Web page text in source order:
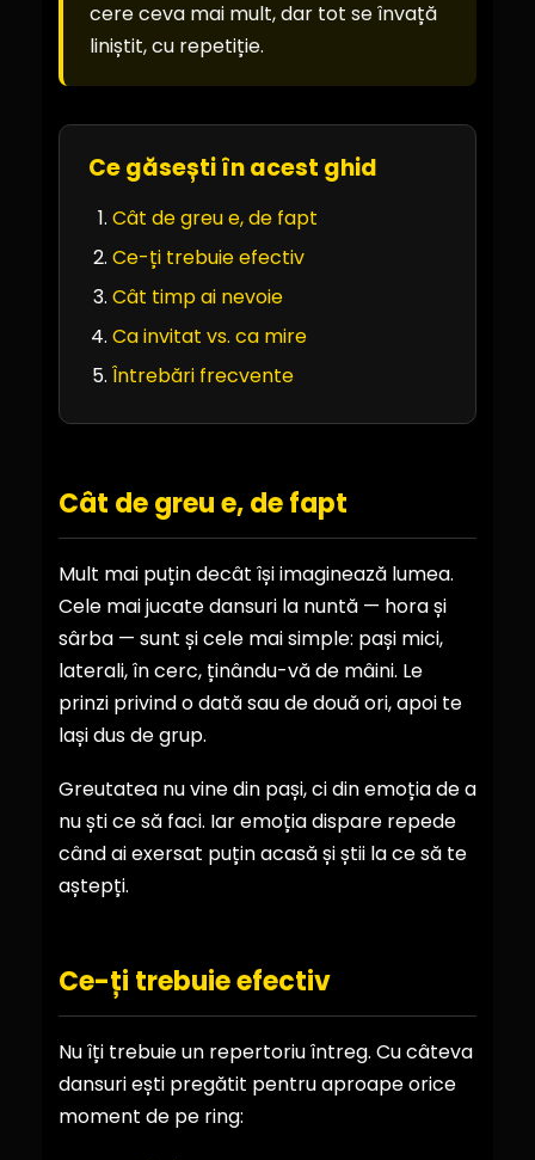
cere ceva mai mult, dar tot se învață
liniștit, cu repetiție.
Ce găsești în acest ghid
Cât de greu e, de fapt
Ce-ți trebuie efectiv
Cât timp ai nevoie
Ca invitat vs. ca mire
Întrebări frecvente
Cât de greu e, de fapt
Mult mai puțin decât își imaginează lumea.
Cele mai jucate dansuri la nuntă — hora și
sârba — sunt și cele mai simple: pași mici,
laterali, în cerc, ținându-vă de mâini. Le
prinzi privind o dată sau de două ori, apoi te
lași dus de grup.
Greutatea nu vine din pași, ci din emoția de a
nu ști ce să faci. Iar emoția dispare repede
când ai exersat puțin acasă și știi la ce să te
aștepți.
Ce-ți trebuie efectiv
Nu îți trebuie un repertoriu întreg. Cu câteva
dansuri ești pregătit pentru aproape orice
moment de pe ring: